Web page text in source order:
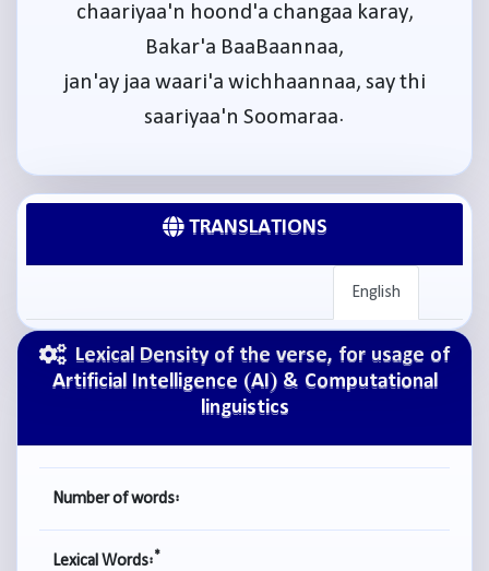
Lexical Density of the verse, for usage of
Artificial Intelligence (AI) & Computational
linguistics
Number of words:
Lexical Words:*
chaariyaa'n hoond'a changaa karay,
Bakar'a BaaBaannaa,
jan'ay jaa waari'a wichhaannaa, say thi
saariyaa'n Soomaraa.
TRANSLATIONS
English